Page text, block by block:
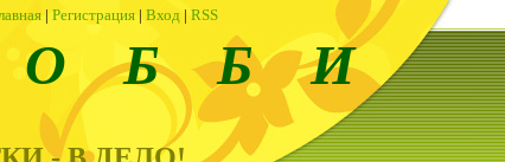
| Регистрация | Вход | RSS
О Б Б И